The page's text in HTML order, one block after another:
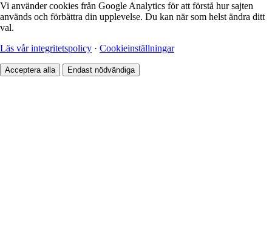
Vi använder cookies från Google Analytics för att förstå hur sajten
används och förbättra din upplevelse. Du kan när som helst ändra ditt
val.
Läs vår integritetspolicy · Cookieinställningar
Acceptera alla Endast nödvändiga